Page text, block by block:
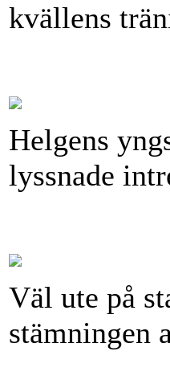
kvällens
Helgens
lyssnade
Väl ute på
stämningen